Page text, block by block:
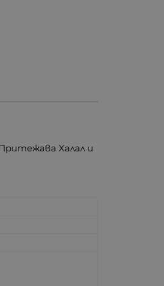
Халал и